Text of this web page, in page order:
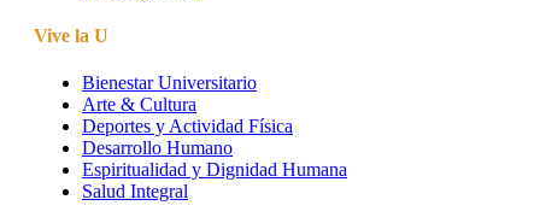
Vive la U
Bienestar Universitario
Arte & Cultura
Deportes y Actividad Física
Desarrollo Humano
Espiritualidad y Dignidad Humana
Salud Integral